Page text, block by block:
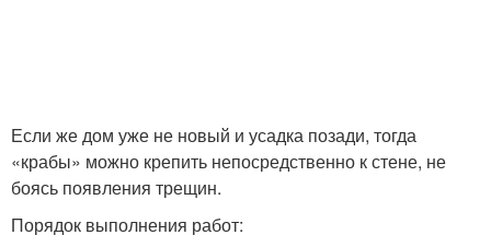
Если же дом уже не новый и усадка позади, тогда
«крабы» можно крепить непосредственно к стене, не
боясь появления трещин.
Порядок выполнения работ: